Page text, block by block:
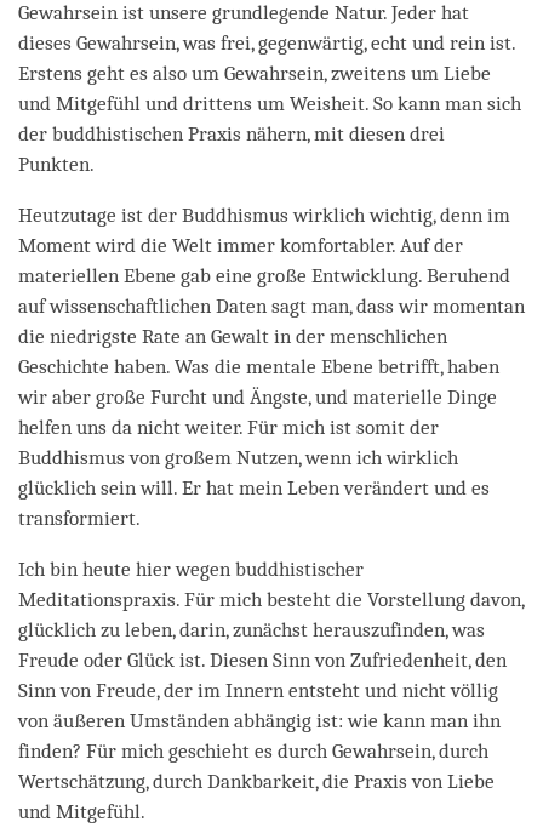
Gewahrsein ist unsere grundlegende Natur. Jeder hat
dieses Gewahrsein, was frei, gegenwärtig, echt und rein ist.
Erstens geht es also um Gewahrsein, zweitens um Liebe
und Mitgefühl und drittens um Weisheit. So kann man sich
der buddhistischen Praxis nähern, mit diesen drei
Punkten.
Heutzutage ist der Buddhismus wirklich wichtig, denn im
Moment wird die Welt immer komfortabler. Auf der
materiellen Ebene gab eine große Entwicklung. Beruhend
auf wissenschaftlichen Daten sagt man, dass wir momentan
die niedrigste Rate an Gewalt in der menschlichen
Geschichte haben. Was die mentale Ebene betrifft, haben
wir aber große Furcht und Ängste, und materielle Dinge
helfen uns da nicht weiter. Für mich ist somit der
Buddhismus von großem Nutzen, wenn ich wirklich
glücklich sein will. Er hat mein Leben verändert und es
transformiert.
Ich bin heute hier wegen buddhistischer
Meditationspraxis. Für mich besteht die Vorstellung davon,
glücklich zu leben, darin, zunächst herauszufinden, was
Freude oder Glück ist. Diesen Sinn von Zufriedenheit, den
Sinn von Freude, der im Innern entsteht und nicht völlig
von äußeren Umständen abhängig ist: wie kann man ihn
finden? Für mich geschieht es durch Gewahrsein, durch
Wertschätzung, durch Dankbarkeit, die Praxis von Liebe
und Mitgefühl.